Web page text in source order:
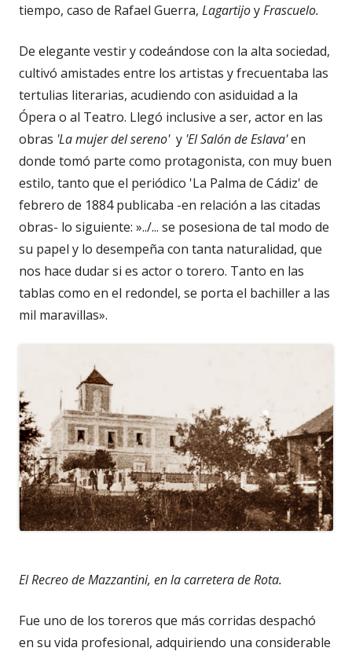
tiempo, caso de Rafael Guerra, LagartijoyFrascuelo.
De elegante vestir y codeándose con la alta sociedad,
cultivó amistades entre los artistas y frecuentaba las
tertulias literarias, acudiendo con asiduidad a la
Ópera o al Teatro. Llegó inclusive a ser, actor en las
obras 'La mujer del sereno' y 'El Salón de Eslava'en
donde tomó parte como protagonista, con muy buen
estilo, tanto que el periódico 'La Palma de Cádiz' de
febrero de 1884 publicaba -en relación a las citadas
obras- lo siguiente: »../... se posesiona de tal modo de
su papel y lo desempeña con tanta naturalidad, que
nos hace dudar si es actor o torero. Tanto en las
tablas como en el redondel, se porta el bachiller a las
mil maravillas».
El Recreo de Mazzantini, en la carretera de Rota.
Fue uno de los toreros que más corridas despachó
en su vida profesional, adquiriendo una considerable